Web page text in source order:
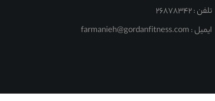
تلفن : ۲۶۸۷۸۳۴۲
ایمیل : farmanieh@gordanfitness.com
ترینر ها